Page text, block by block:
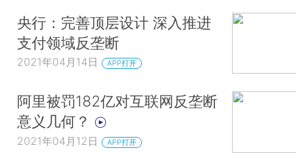
央行：完善顶层设计 深入推进
支付领域反垄断
2021年04月14日 APP打开
阿里被罚182亿对互联网反垄断
意义几何？
2021年04月12日 APP打开